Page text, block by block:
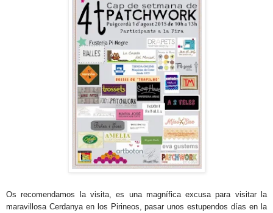
Os recomendamos la visita, es una magnífica excusa para visitar la
maravillosa Cerdanya en los Pirineos, pasar unos estupendos días en la